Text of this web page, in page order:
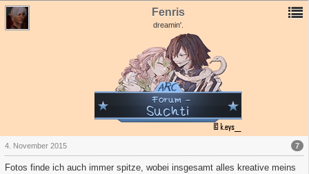
Fenris
dreamin'.
7
4. November 2015
Fotos finde ich auch immer spitze, wobei insgesamt alles kreative meins